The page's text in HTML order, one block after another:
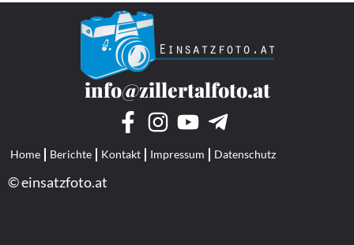
info@zillertalfoto.at
Home Berichte Kontakt Impressum Datenschutz
© einsatzfoto.at